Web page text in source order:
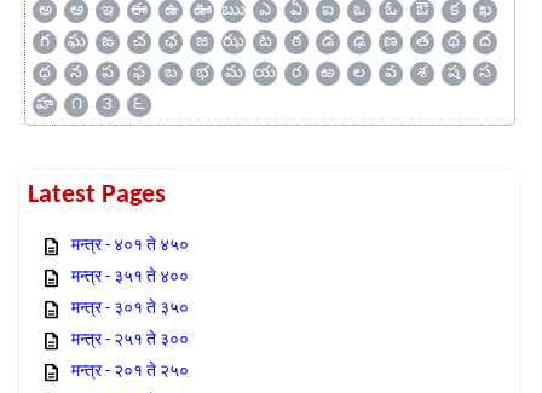
అ ఆ ఇ ఈ ఉ ఊ ఋ ఎ ఏ ఐ ఒ ఓ ఔ క
ఖ
గ
ఘ ఙ చ ఛ జ ఝ ట ఠ డ ఢ ణ త థ
ద
ధ
న ప ఫ బ భ మ య ర ఱ ల వ శ ష
స
హ
౧ ౩ ౬
Latest Pages
मन्त्र - ४०१ ते ४५०
मन्त्र - ३५१ ते ४००
मन्त्र - ३०१ ते ३५०
मन्त्र - २५१ ते ३००
मन्त्र - २०१ ते २५०